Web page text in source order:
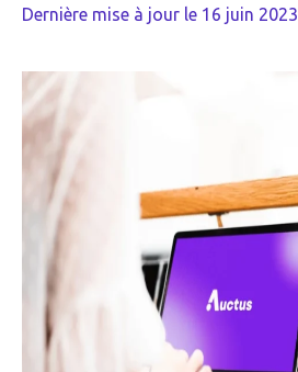
Dernière mise à jour le 16 juin 2023